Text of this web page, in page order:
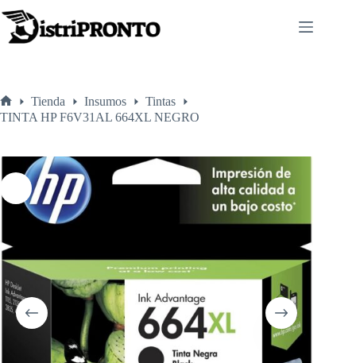
al
contenido
Inicio
Tienda Insumos
Tintas
TINTA HP F6V31AL 664XL NEGRO